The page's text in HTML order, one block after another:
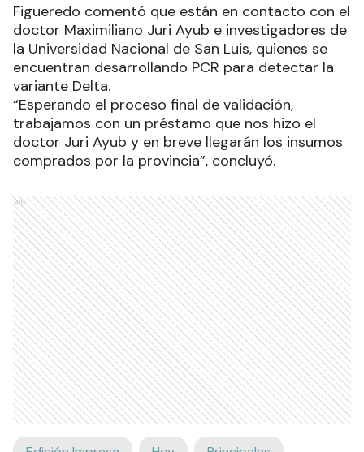
Figueredo comentó que están en contacto con el
doctor Maximiliano Juri Ayub e investigadores de
la Universidad Nacional de San Luis, quienes se
encuentran desarrollando PCR para detectar la
variante Delta.
“Esperando el proceso final de validación,
trabajamos con un préstamo que nos hizo el
doctor Juri Ayub y en breve llegarán los insumos
comprados por la provincia”, concluyó.
Ads